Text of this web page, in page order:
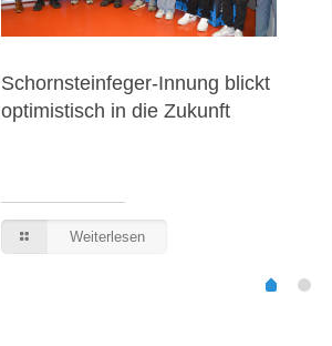
Schornsteinfeger-Innung blickt
optimistisch in die Zukunft
Weiterlesen